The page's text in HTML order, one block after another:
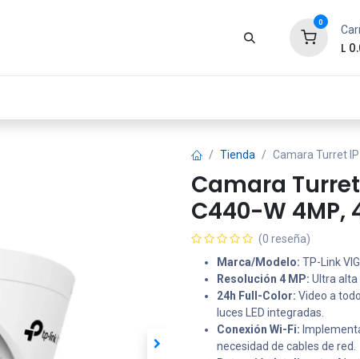
0
L
Tienda Camara Turret IP
Camara Turret
C440-W 4MP,
(0 reseña)
Marca/Modelo: TP-Link
Resolución 4 MP: Ultra alta
24h Full-Color: Video a
luces LED integradas.
Conexión Wi-Fi:
necesidad de cables de red.